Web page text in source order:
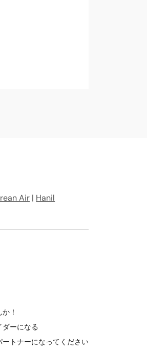
Air | Hanil
！
ーになる
ートナーになってください